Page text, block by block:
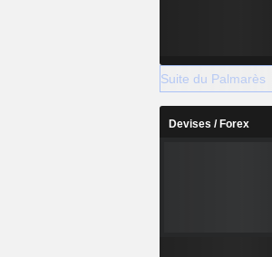
Suite du Palmarès
Devises / Forex